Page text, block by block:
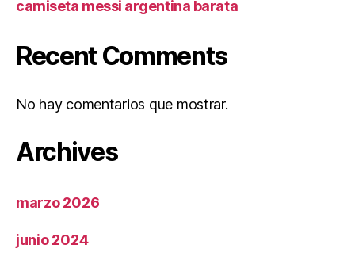
camiseta messi argentina barata
Recent Comments
No hay comentarios que mostrar.
Archives
marzo 2026
junio 2024